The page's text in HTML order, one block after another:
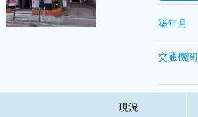
築年月
交通機関
現況